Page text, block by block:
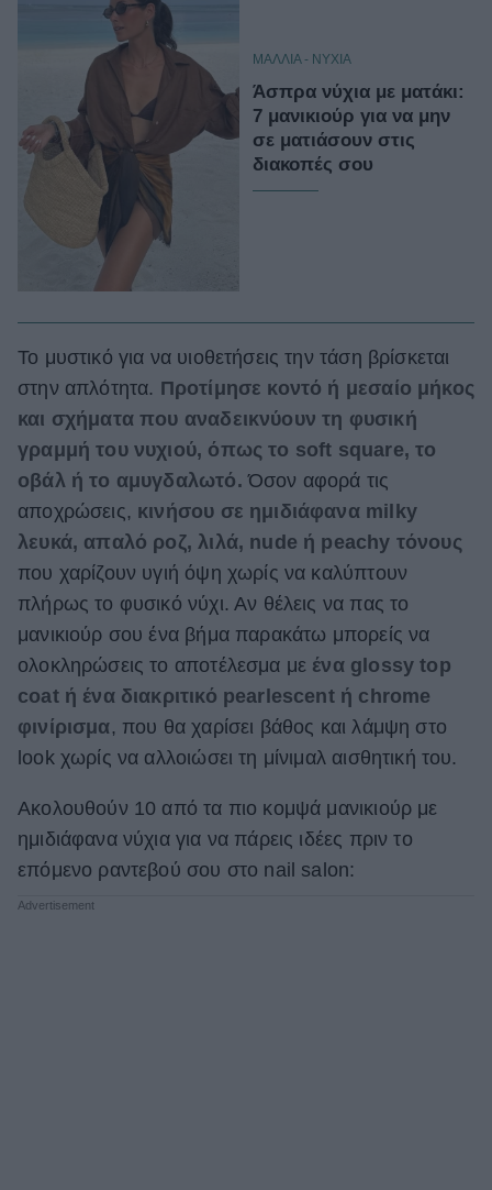
ΜΑΛΛΙΑ - ΝΥΧΙΑ
Άσπρα νύχια με ματάκι:
7 μανικιούρ για να μην
σε ματιάσουν στις
διακοπές σου
Το μυστικό για να υιοθετήσεις την τάση βρίσκεται
στην απλότητα. Προτίμησε κοντό ή μεσαίο μήκος
και σχήματα που αναδεικνύουν τη φυσική
γραμμή του νυχιού, όπως το soft square, το
οβάλ ή το αμυγδαλωτό.Όσον αφορά τις
αποχρώσεις, κινήσου σε ημιδιάφανα milky
λευκά, απαλό ροζ, λιλά, nude ή peachy τόνους
που χαρίζουν υγιή όψη χωρίς να καλύπτουν
πλήρως το φυσικό νύχι. Αν θέλεις να πας το
μανικιούρ σου ένα βήμα παρακάτω μπορείς να
ολοκληρώσεις το αποτέλεσμα με ένα glossy top
coat ή ένα διακριτικό pearlescent ή chrome
φινίρισμα, που θα χαρίσει βάθος και λάμψη στο
look χωρίς να αλλοιώσει τη μίνιμαλ αισθητική του.
Ακολουθούν 10 από τα πιο κομψά μανικιούρ με
ημιδιάφανα νύχια για να πάρεις ιδέες πριν το
επόμενο ραντεβού σου στο nail salon: